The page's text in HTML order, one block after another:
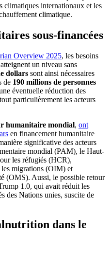
climatiques internationaux et les
climatique.
sous-financées
Overview 2025, les besoins
un niveau sans
dollars sont ainsi nécessaires
de 190 millions de personnes
éventuelle réduction des
particulièrement les acteurs
humanitaire mondial, ont
en financement humanitaire
significative des acteurs
mondial (PAM), le Haut-
les réfugiés (HCR),
migrations (OIM) et
(OMS). Aussi, le possible retour
1.0, qui avait réduit les
des Nations unies, suscite de
dans le